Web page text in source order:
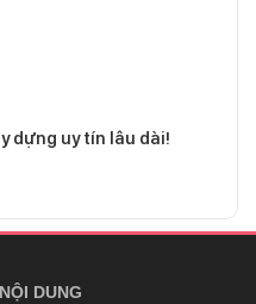
dựng uy tín lâu dài!
DUNG